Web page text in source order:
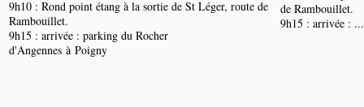
9h10 : Rond point étang à la sortie de St Léger, route de
Rambouillet.
9h15 : arrivée : parking du Rocher
d'Angennes à Poigny
de Rambouillet.
9h15 : arrivée : ...